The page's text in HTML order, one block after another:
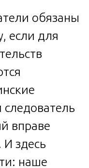
обязаны
если для
вправе
И здесь
наше